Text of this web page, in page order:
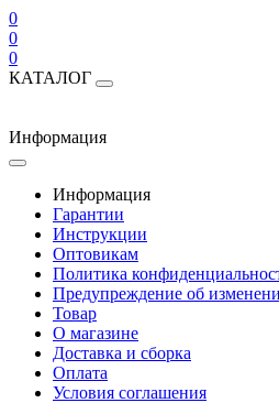
0
0
0
КАТАЛОГ
Информация
Информация
Гарантии
Инструкции
Оптовикам
Политика
Предупреждение об
Товар
О магазине
Доставка и сборка
Оплата
Условия соглашения